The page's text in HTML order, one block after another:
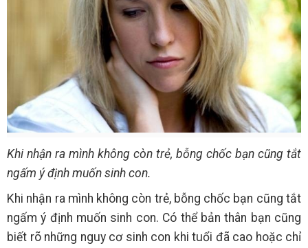
Khi nhận ra mình không còn trẻ, bỗng chốc bạn cũng tắt
ngấm ý định muốn sinh con.
Khi nhận ra mình không còn trẻ, bỗng chốc bạn cũng tắt
ngấm ý định muốn sinh con. Có thể bản thân bạn cũng
biết rõ những nguy cơ sinh con khi tuổi đã cao hoặc chỉ